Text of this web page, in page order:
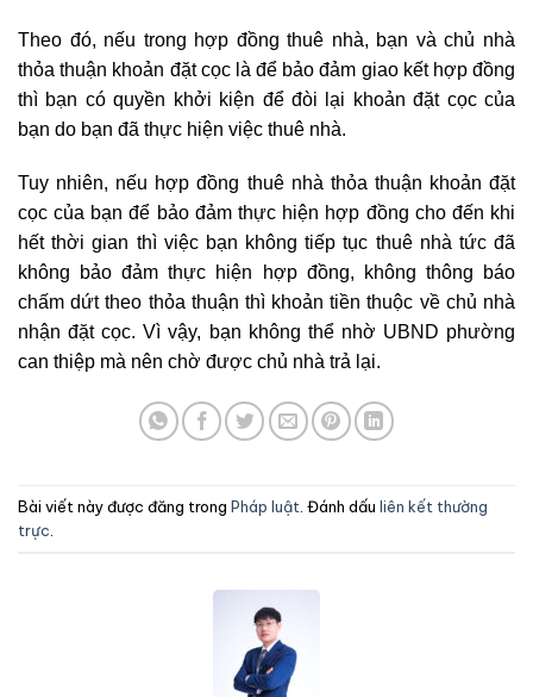
Theo đó, nếu trong hợp đồng thuê nhà, bạn và chủ nhà
thỏa thuận khoản đặt cọc là để bảo đảm giao kết hợp đồng
thì bạn có quyền khởi kiện để đòi lại khoản đặt cọc của
bạn do bạn đã thực hiện việc thuê nhà.
Tuy nhiên, nếu hợp đồng thuê nhà thỏa thuận khoản đặt
cọc của bạn để bảo đảm thực hiện hợp đồng cho đến khi
hết thời gian thì việc bạn không tiếp tục thuê nhà tức đã
không bảo đảm thực hiện hợp đồng, không thông báo
chấm dứt theo thỏa thuận thì khoản tiền thuộc về chủ nhà
nhận đặt cọc. Vì vậy, bạn không thể nhờ UBND phường
can thiệp mà nên chờ được chủ nhà trả lại.
Bài viết này được đăng trong Pháp luật . Đánh dấu liên kết thường
trực